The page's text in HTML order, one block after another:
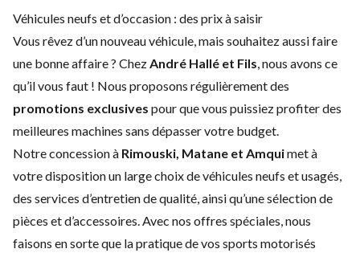
Véhicules neufs et d’occasion : des prix à saisir
Vous rêvez d’un nouveau véhicule, mais souhaitez aussi faire
une bonne affaire ? ChezAndré Hallé et Fils, nous avons ce
qu’il vous faut ! Nous proposons régulièrement des
promotions exclusives pour que vous puissiez profiter des
meilleures machines sans dépasser votre budget.
Notre concession à Rimouski, Matane et Amquimet à
votre disposition un large choix devéhicules neufs etusagés,
des services d’entretiende qualité, ainsi qu’une sélection de
pièces et d’accessoires. Avec nos offres spéciales, nous
faisons en sorte que la pratique de vos sports motorisés